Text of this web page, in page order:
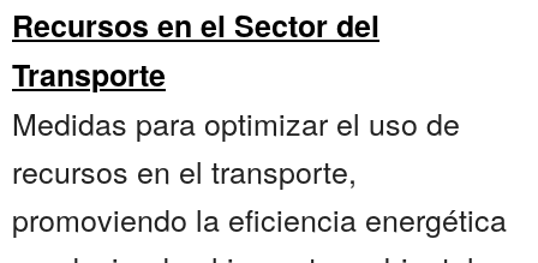
Recursos en el Sector del
Transporte
Medidas para optimizar el uso de
recursos en el transporte,
promoviendo la eficiencia energética